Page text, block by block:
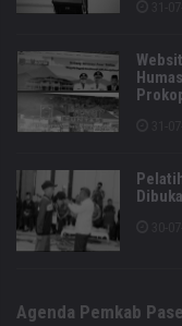
Dibuka
Agenda Pemkab